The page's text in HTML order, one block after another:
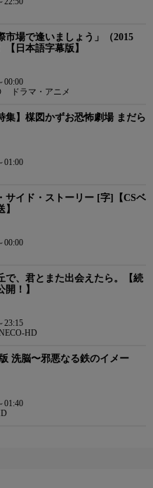
市場で逢いましょう」（2015
日本語字幕版】
00:00
ドラマ・アニメ
集】楳図かずお恐怖劇場 まだら
01:00
サイド・ストーリー [字]【CSベ
00:00
で、君とまた出会えたら。【続
！】
23:15
HD
洗脳〜邪悪なる鉄のイメー
01:40